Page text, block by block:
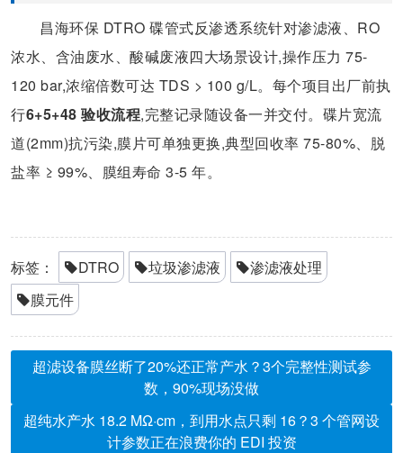
昌海环保 DTRO 碟管式反渗透系统针对渗滤液、RO
浓水、含油废水、酸碱废液四大场景设计,操作压力 75-
120 bar,浓缩倍数可达 TDS > 100 g/L。每个项目出厂前执
行6+5+48 验收流程,完整记录随设备一并交付。碟片宽流
道(2mm)抗污染,膜片可单独更换,典型回收率 75-80%、脱
盐率 ≥ 99%、膜组寿命 3-5 年。
标签： DTRO 垃圾渗滤液
渗滤液处理
膜元件
超滤设备膜丝断了20%还正常产水？3个完整性测试参
数，90%现场没做
超纯水产水 18.2 MΩ·cm，到用水点只剩 16？3 个管网设
计参数正在浪费你的 EDI 投资